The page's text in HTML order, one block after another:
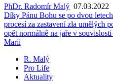
PhDr. Radomír Malý 07.03.2022
Díky Pánu Bohu se po dvou
pro­ce­sí za za­sta­ve­ní zla umě­lých
opět nor­mál­ně na jaře v
Marii
R. Malý
Pro Life
Aktuality